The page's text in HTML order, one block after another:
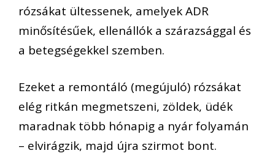
rózsákat ültessenek, amelyek ADR
minősítésűek, ellenállók a szárazsággal és
a betegségekkel szemben.
Ezeket a remontáló (megújuló) rózsákat
elég ritkán megmetszeni, zöldek, üdék
maradnak több hónapig a nyár folyamán
– elvirágzik, majd újra szirmot bont.